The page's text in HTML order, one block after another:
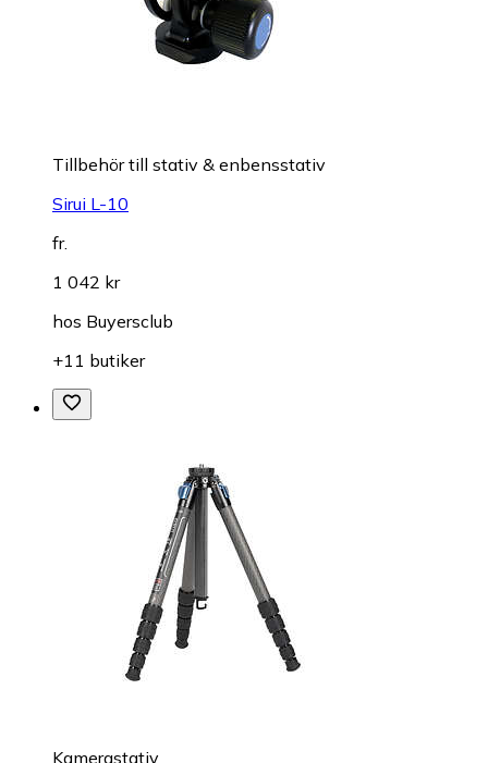
Tillbehör till stativ & enbensstativ
Sirui L-10
fr.
1 042 kr
hos Buyersclub
+11 butiker
Kamerastativ